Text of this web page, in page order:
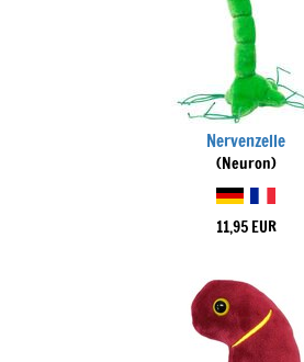
Nervenzelle
(Neuron)
11,95 EUR